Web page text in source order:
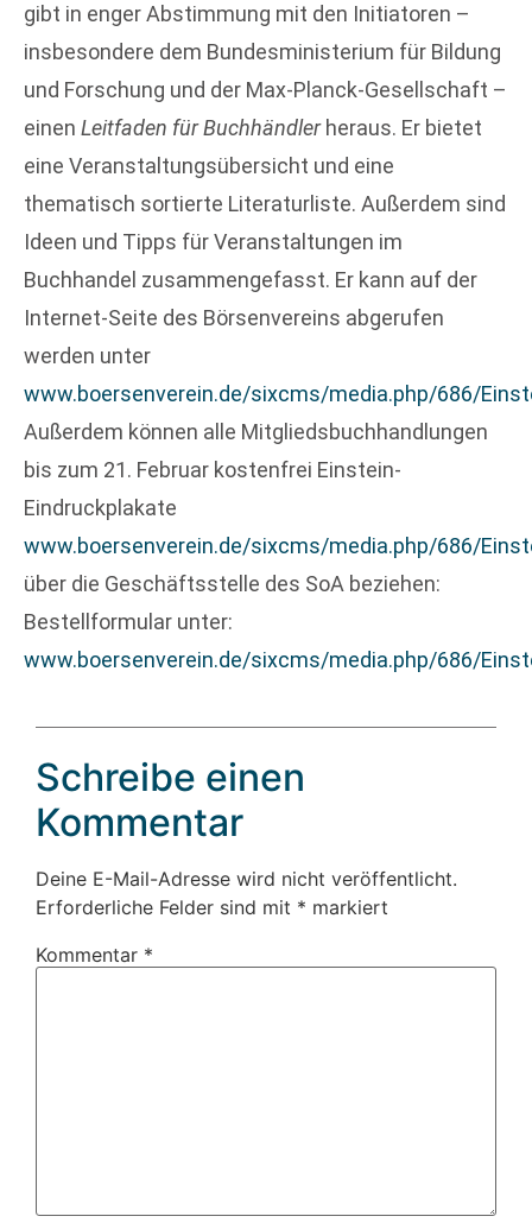
gibt in enger Abstimmung mit den Initiatoren –
insbesondere dem Bundesministerium für Bildung
und Forschung und der Max-Planck-Gesellschaft –
einen Leitfaden für Buchhändler heraus. Er bietet
eine Veranstaltungsübersicht und eine
thematisch sortierte Literaturliste. Außerdem sind
Ideen und Tipps für Veranstaltungen im
Buchhandel zusammengefasst. Er kann auf der
Internet-Seite des Börsenvereins abgerufen
werden unter
www.boersenverein.de/sixcms/media.php/686/
Außerdem können alle Mitgliedsbuchhandlungen
bis zum 21. Februar kostenfrei Einstein-
Eindruckplakate
www.boersenverein.de/sixcms/media.php/686/
über die Geschäftsstelle des SoA beziehen:
Bestellformular unter:
www.boersenverein.de/sixcms/media.php/686/
Schreibe einen
Kommentar
Deine E-Mail-Adresse wird nicht veröffentlicht.
Erforderliche Felder sind mit * markiert
Kommentar *